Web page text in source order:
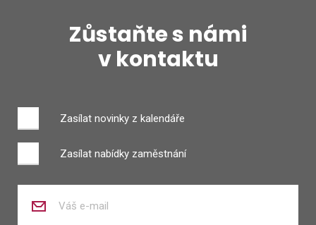
Zůstaňte s námi
v kontaktu
Zasílat novinky z kalendáře
Zasílat nabídky zaměstnání
váš